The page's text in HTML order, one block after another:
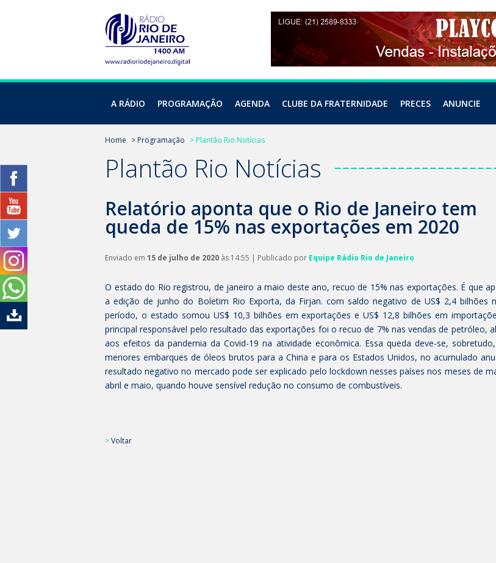
A RÁDIO PROGRAMAÇÃO AGENDA CLUBE DA FRATERNIDADE PRECES ANUNCIE
Home > Programação > Plantão Rio Notícias
Plantão Rio Notícias
Relatório aponta que o Rio de Janeiro tem
queda de 15% nas exportações em 2020
Enviado em 15 de julho de 2020 às 14:55 | Publicado por Equipe Rádio Rio de Janeiro
O estado do Rio registrou, de janeiro a maio deste ano, recuo de 15% nas exportações. É que
a edição de junho do Boletim Rio Exporta, da Firjan. com saldo negativo de US$ 2,4 bilhões
período, o estado somou US$ 10,3 bilhões em exportações e US$ 12,8 bilhões em
principal responsável pelo resultado das exportações foi o recuo de 7% nas vendas de petróleo,
aos efeitos da pandemia da Covid-19 na atividade econômica. Essa queda deve-se,
menores embarques de óleos brutos para a China e para os Estados Unidos, no acumulado
resultado negativo no mercado pode ser explicado pelo lockdown nesses países nos meses de
abril e maio, quando houve sensível redução no consumo de combustíveis.
>Voltar